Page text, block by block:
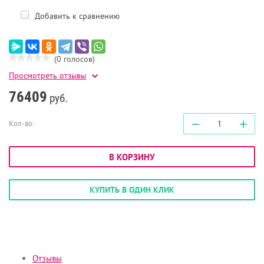
Добавить к сравнению
(0 голосов)
Просмотреть отзывы
76409 руб.
Кол-во: − +
В КОРЗИНУ
КУПИТЬ В ОДИН КЛИК
Отзывы